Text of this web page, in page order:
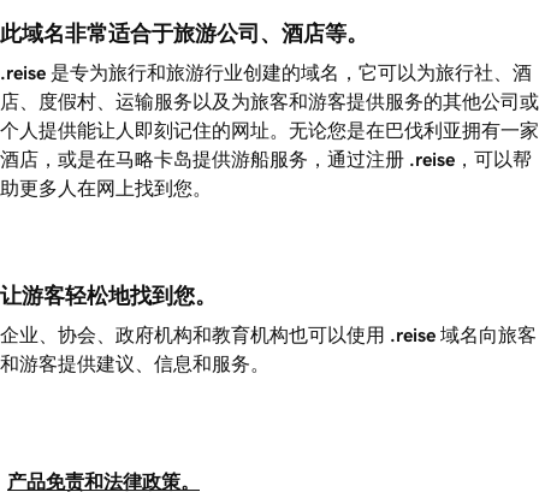
此域名非常适合于旅游公司、酒店等。
.reise 是专为旅行和旅游行业创建的域名，它可以为旅行社、酒
店、度假村、运输服务以及为旅客和游客提供服务的其他公司或
个人提供能让人即刻记住的网址。无论您是在巴伐利亚拥有一家
酒店，或是在马略卡岛提供游船服务，通过注册 .reise ，可以帮
助更多人在网上找到您。
让游客轻松地找到您。
企业、协会、政府机构和教育机构也可以使用 .reise 域名向旅客
和游客提供建议、信息和服务。
产品免责和法律政策。